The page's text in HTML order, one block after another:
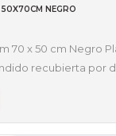
NEGRO
70 x 50 cm Negro
recubierta por